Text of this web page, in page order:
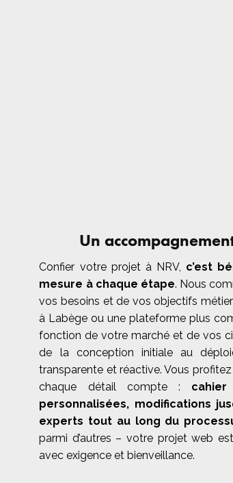
Un
Confier votre projet à NRV, c’est
mesure à chaque étape. Nous
vos besoins et de vos objectifs
à Labège ou une plateforme plus
fonction de votre marché et de vos
de la conception initiale au
transparente et réactive. Vous
chaque détail compte :
personnalisées, modifications
experts tout au long du
parmi d’autres – votre projet web
avec exigence et bienveillance.